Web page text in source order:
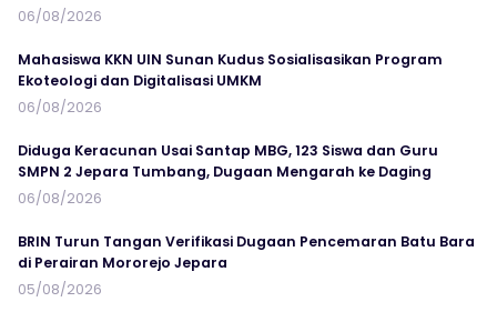
06/08/2026
Mahasiswa KKN UIN Sunan Kudus Sosialisasikan Program
Ekoteologi dan Digitalisasi UMKM
06/08/2026
Diduga Keracunan Usai Santap MBG, 123 Siswa dan Guru
SMPN 2 Jepara Tumbang, Dugaan Mengarah ke Daging
06/08/2026
BRIN Turun Tangan Verifikasi Dugaan Pencemaran Batu Bara
di Perairan Mororejo Jepara
05/08/2026